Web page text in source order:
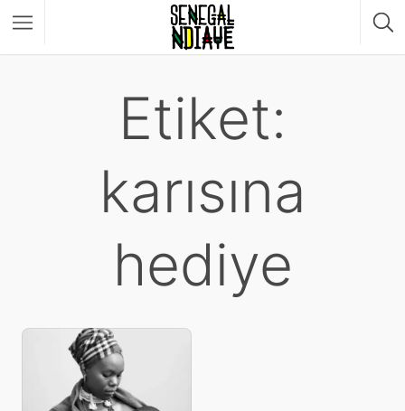
Etiket:
karısına
hediye